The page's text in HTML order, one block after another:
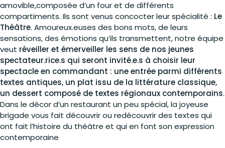
amovible,composée d’un four et de différents
compartiments. Ils sont venus concocter leur spécialité : Le
Théâtre. Amoureux.euses des bons mots, de leurs
sensations, des émotions qu’ils transmettent, notre équipe
veut réveiller et émerveiller les sens de nos jeunes
spectateur.rice.s qui seront invité.e.s à choisir leur
spectacle en commandant : une entrée parmi différents
textes antiques, un plat issu de la littérature classique,
un dessert composé de textes régionaux contemporains.
Dans le décor d’un restaurant un peu spécial, la joyeuse
brigade vous fait découvrir ou redécouvrir des textes qui
ont fait l’histoire du théâtre et qui en font son expression
contemporaine